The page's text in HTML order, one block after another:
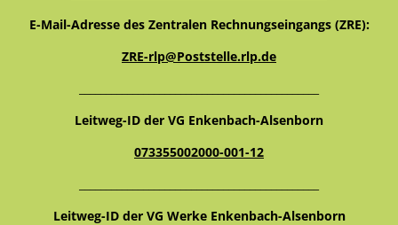
E-Mail-Adresse des Zentralen Rechnungseingangs (ZRE):
ZRE-rlp@Poststelle.rlp.de
Leitweg-ID der VG Enkenbach-Alsenborn
073355002000-001-12
Leitweg-ID der VG Werke Enkenbach-Alsenborn